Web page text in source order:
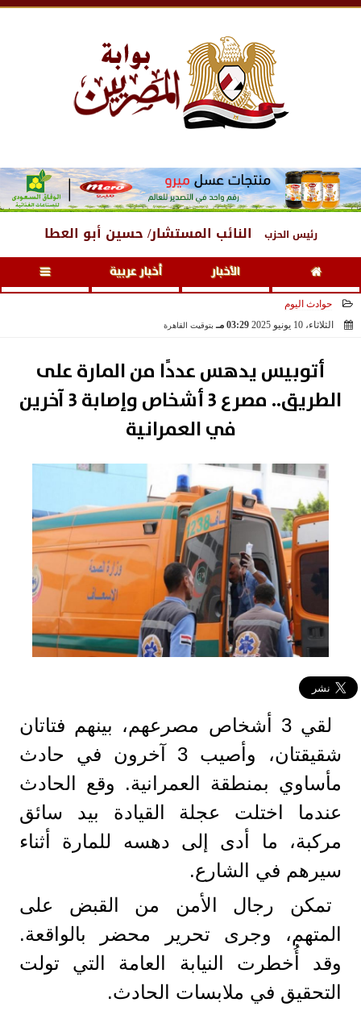
رئيس الحزب النائب المستشار/ حسين أبو العطا
الأخبار أخبار عربية
حوادث اليوم
الثلاثاء، 10 يونيو 2025
03:29 مـ بتوقيت القاهرة
​أتوبيس يدهس عددًا من المارة على
الطريق.. مصرع 3 أشخاص وإصابة 3 آخرين
في العمرانية
لقي 3 أشخاص مصرعهم، بينهم فتاتان
شقيقتان، وأصيب 3 آخرون في حادث
مأساوي بمنطقة العمرانية. وقع الحادث
عندما اختلت عجلة القيادة بيد سائق
مركبة، ما أدى إلى دهسه للمارة أثناء
سيرهم في الشارع.
تمكن رجال الأمن من القبض على
المتهم، وجرى تحرير محضر بالواقعة.
وقد أُخطرت النيابة العامة التي تولت
التحقيق في ملابسات الحادث.